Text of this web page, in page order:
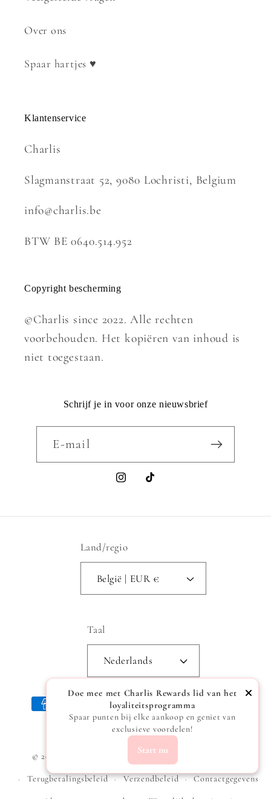
Over ons
Spaar hartjes ♥
Klantenservice
Charlis
Slagmanstraat 52, 9080 Lochristi, Belgium
info@charlis.be
BTW BE 0640.514.952
Copyright bescherming
©Charlis since 2022. Alle rechten
voorbehouden. Het kopiëren van inhoud is
niet toegestaan.
Schrijf je in voor onze nieuwsbrief
E‑mail
InstagramTikTok
Land/regio
België | EUR €
Taal
Nederlands
Betaalmethoden
© 2026, Powered by Shopify
Terugbetalingsbeleid Verzendbeleid Contactgegevens
Doe mee met Charlis Rewards lid van het
loyaliteitsprogramma
Spaar punten bij elke aankoop en geniet van
exclusieve voordelen!
Start nu